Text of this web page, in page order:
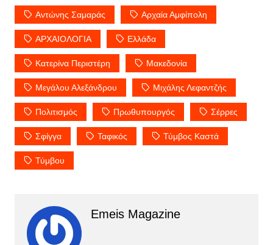
Αντώνης Σαμαράς Αρχαία Αμφίπολη
ΑΡΧΑΙΟΛΟΓΙΑ Ελλάδα
Κατερίνα Περιστέρη Μακεδονία
Μεγάλου Αλεξάνδρου Μιχάλης Λεφαντζής
Πολιτισμός Πρωθυπουργός Σέρρες
Σφίγγα Ταφικός Τύμβος Καστά
Τύμβου
Emeis Magazine